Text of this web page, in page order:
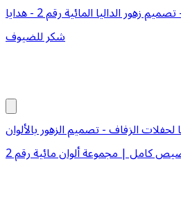
عسل طبيعي في مرطبان - تصميم زهور الداليا المائية رقم 2 - هدايا
شكر للضيوف
الزفاف - تصميم الزهور بالألوان
كامل | مجموعة ألوان مائية رقم 2